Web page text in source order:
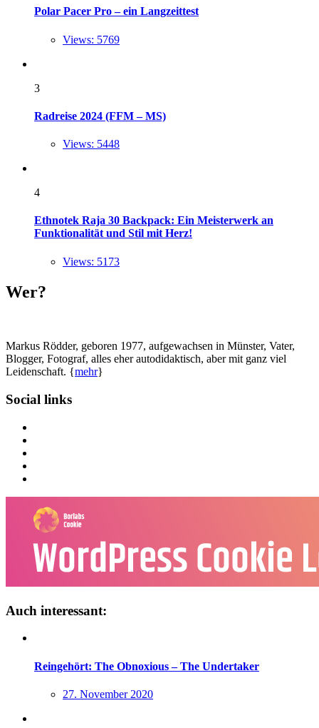
Polar Pacer Pro – ein Langzeittest
Views: 5769
3
Radreise 2024 (FFM – MS)
Views: 5448
4
Ethnotek Raja 30 Backpack: Ein Meisterwerk an
Funktionalität und Stil mit Herz!
Views: 5173
Wer?
Markus Rödder, geboren 1977, aufgewachsen in Münster, Vater,
Blogger, Fotograf, alles eher autodidaktisch, aber mit ganz viel
Leidenschaft. {mehr}
Social links
Auch interessant:
Reingehört: The Obnoxious – The Undertaker
27. November 2020